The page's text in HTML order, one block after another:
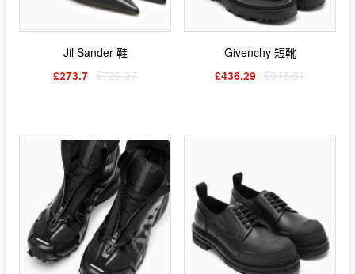
Jil Sander 鞋
£273.7 £720.27
Givenchy 短靴
£436.29 £918.51